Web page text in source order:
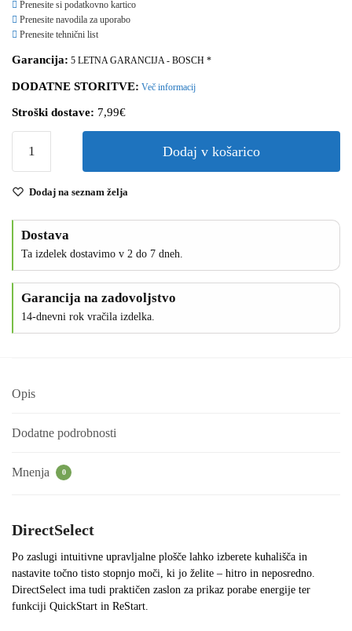
Prenesite si podatkovno kartico
Prenesite navodila za uporabo
Prenesite tehnični list
Garancija: 5 LETNA GARANCIJA - BOSCH *
DODATNE STORITVE: Več informacij
Stroški dostave: 7,99€
Dodaj v košarico
Dodaj na seznam želja
Dostava
Ta izdelek dostavimo v 2 do 7 dneh.
Garancija na zadovoljstvo
14-dnevni rok vračila izdelka.
Opis
Dodatne podrobnosti
Mnenja 0
DirectSelect
Po zaslugi intuitivne upravljalne plošče lahko izberete kuhališča in
nastavite točno tisto stopnjo moči, ki jo želite – hitro in neposredno.
DirectSelect ima tudi praktičen zaslon za prikaz porabe energije ter
funkciji QuickStart in ReStart.